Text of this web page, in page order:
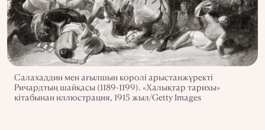
Салахаддин мен ағылшын королі арыстанжүректі
Ричардтың шайқасы (1189-1199). «Халықтар тарихы»
кітабынан иллюстрация, 1915 жыл/Getty Images